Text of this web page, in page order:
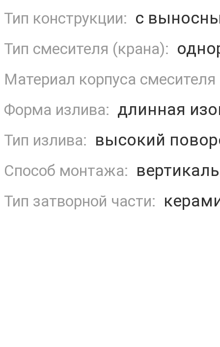
Тип конструкции: с
Тип смесителя (крана):
Материал корпуса
Форма излива: длинная
Тип излива: высокий
Способ монтажа:
Тип затворной части: